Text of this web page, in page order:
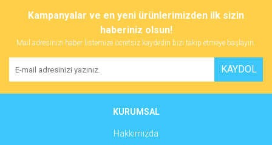
Kampanyalar ve en yeni ürünlerimizden ilk sizin
haberiniz olsun!
Mail adresinizi haber listemize ücretsiz kaydedin bizi takip etmeye başlayın.
KAYDOL
KURUMSAL
Hakkımızda